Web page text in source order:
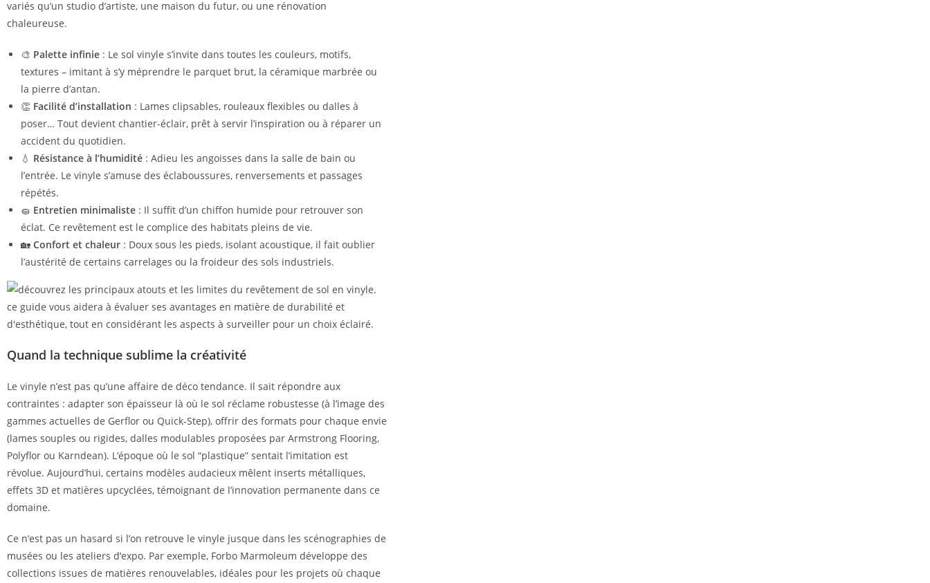
variés qu’un studio d’artiste, une maison du futur, ou une rénovation
chaleureuse.
🎨 Palette infinie : Le sol vinyle s’invite dans toutes les couleurs, motifs,
textures – imitant à s’y méprendre le parquet brut, la céramique marbrée ou
la pierre d’antan.
👏 Facilité d’installation : Lames clipsables, rouleaux flexibles ou dalles à
poser… Tout devient chantier-éclair, prêt à servir l’inspiration ou à réparer un
accident du quotidien.
💧 Résistance à l’humidité : Adieu les angoisses dans la salle de bain ou
l’entrée. Le vinyle s’amuse des éclaboussures, renversements et passages
répétés.
🧽 Entretien minimaliste : Il suffit d’un chiffon humide pour retrouver son
éclat. Ce revêtement est le complice des habitats pleins de vie.
🏡 Confort et chaleur : Doux sous les pieds, isolant acoustique, il fait oublier
l’austérité de certains carrelages ou la froideur des sols industriels.
Quand la technique sublime la créativité
Le vinyle n’est pas qu’une affaire de déco tendance. Il sait répondre aux
contraintes : adapter son épaisseur là où le sol réclame robustesse (à l’image des
gammes actuelles de Gerflor ou Quick-Step), offrir des formats pour chaque envie
(lames souples ou rigides, dalles modulables proposées par Armstrong Flooring,
Polyflor ou Karndean). L’époque où le sol “plastique” sentait l’imitation est
révolue. Aujourd’hui, certains modèles audacieux mêlent inserts métalliques,
effets 3D et matières upcyclées, témoignant de l’innovation permanente dans ce
domaine.
Ce n’est pas un hasard si l’on retrouve le vinyle jusque dans les scénographies de
musées ou les ateliers d’expo. Par exemple, Forbo Marmoleum développe des
collections issues de matières renouvelables, idéales pour les projets où chaque